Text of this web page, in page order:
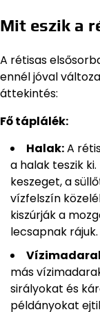
Mit eszik a
A rétisas
ennél jóval
áttekintés:
Fő táplálék:
Halak:A
a halak teszik
keszeget, a
vízfelszín
kiszúrják a
lecsapnak rájuk.
más
sirályokat és
példányokat